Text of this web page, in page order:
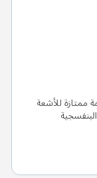
ممتازة للأشعة